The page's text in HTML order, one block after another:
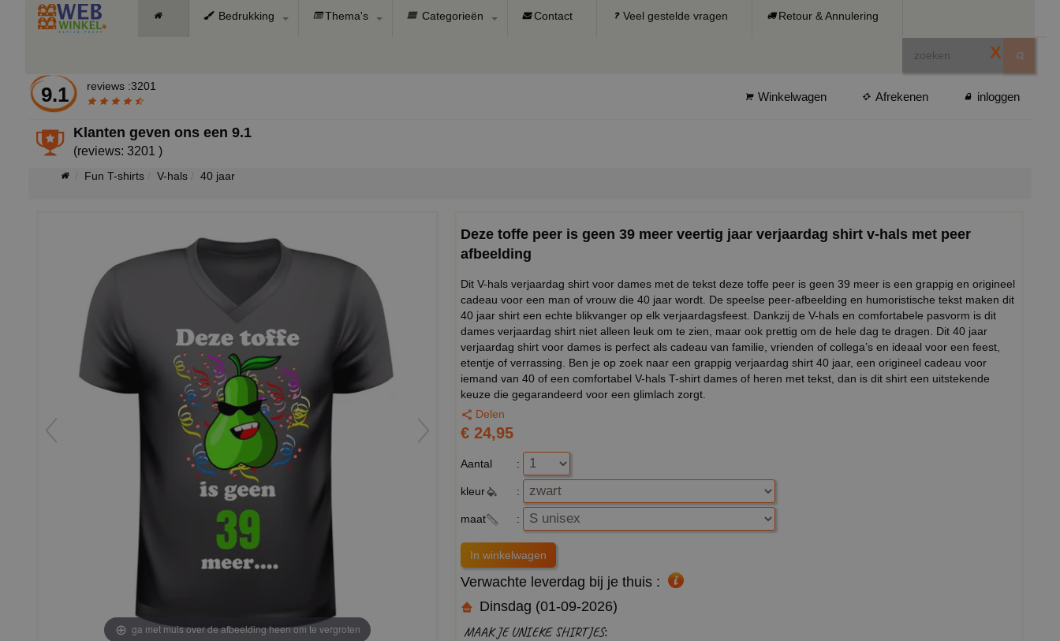
Bedrukking Thema's Categorieën Contact Veel gestelde vragen Retour & Annulering
X
9.1 reviews :3201
Winkelwagen Afrekenen inloggen
Klanten geven ons een9.1
(reviews: 3201 )
Fun T-shirts V-hals 40 jaar
ga met muis over de afbeelding heen om te vergroten
Deze toffe peer is geen 39 meer veertig jaar verjaardag shirt v-hals met peer
afbeelding
Dit V-hals verjaardag shirt voor dames met de tekst deze toffe peer is geen 39 meer is een grappig en origineel
cadeau voor een man of vrouw die 40 jaar wordt. De speelse peer-afbeelding en humoristische tekst maken dit
40 jaar shirt een echte blikvanger op elk verjaardagsfeest. Dankzij de V-hals en comfortabele pasvorm is dit
dames verjaardag shirt niet alleen leuk om te zien, maar ook prettig om de hele dag te dragen. Dit 40 jaar
verjaardag shirt voor dames is perfect als cadeau van familie, vrienden of collega’s en ideaal voor een feest,
etentje of verrassing. Ben je op zoek naar een grappig verjaardag shirt 40 jaar, een origineel cadeau voor
iemand van 40 of een comfortabel V-hals T-shirt dames of heren met tekst, dan is dit shirt een uitstekende
keuze die gegarandeerd voor een glimlach zorgt.
Delen
€ 24,95
Aantal :
kleur :
maat :
Verwachte leverdag bij je thuis :
Dinsdag (01-09-2026)
MAAK JE UNIEKE SHIRTJES: